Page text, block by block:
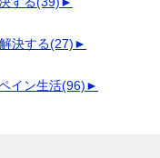
決する(27)►
イン生活(96)►